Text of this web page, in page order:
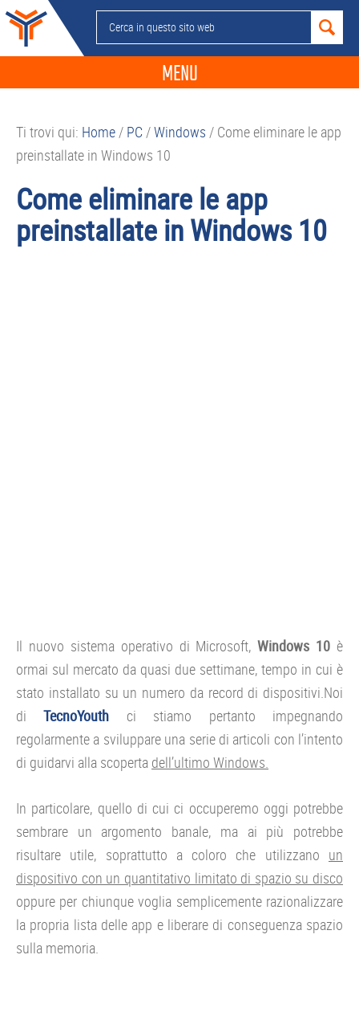
Passa
alla
navigazione
Passa
contenuto
Passa
alla
barra
Passa
piè
Cerca
in
sito
MENU
GUIDE ACQUISTO
SMARTPHONE
Ti trovi qui: Home/ PC/Windows / Come eliminare le app
preinstallate in Windows 10
Come eliminare le app
preinstallate in Windows 10
Il nuovo sistema operativo di Microsoft,Windows 10 è
ormai sul mercato da quasi due settimane, tempo in cui è
stato installato su un numero da record di dispositivi.Noi
diTecnoYouth
ci stiamo pertanto impegnando
regolarmente a sviluppare una serie di articoli con l’intento
di guidarvi alla scoperta dell’ultimo Windows.
In particolare, quello di cui ci occuperemo oggi potrebbe
sembrare un argomento banale, ma ai più potrebbe
risultare utile, soprattutto a coloro che utilizzano un
dispositivo con un quantitativo limitato di spazio su disco
oppure per chiunque voglia semplicemente razionalizzare
la propria lista delle app e liberare di conseguenza spazio
sulla memoria.